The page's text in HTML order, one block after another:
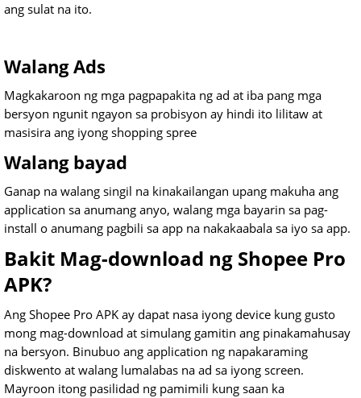
ang sulat na ito.
Walang Ads
Magkakaroon ng mga pagpapakita ng ad at iba pang mga
bersyon ngunit ngayon sa probisyon ay hindi ito lilitaw at
masisira ang iyong shopping spree
Walang bayad
Ganap na walang singil na kinakailangan upang makuha ang
application sa anumang anyo, walang mga bayarin sa pag-
install o anumang pagbili sa app na nakakaabala sa iyo sa app.
Bakit Mag-download ng Shopee Pro
APK?
Ang Shopee Pro APK ay dapat nasa iyong device kung gusto
mong mag-download at simulang gamitin ang pinakamahusay
na bersyon. Binubuo ang application ng napakaraming
diskwento at walang lumalabas na ad sa iyong screen.
Mayroon itong pasilidad ng pamimili kung saan ka